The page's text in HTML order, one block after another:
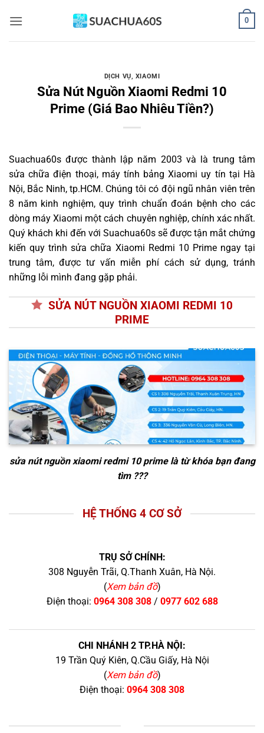
qua
0
DỊCH VỤ, XIAOMI
Sửa Nút Nguồn Xiaomi Redmi 10
Prime (Giá Bao Nhiêu Tiền?)
Suachua60s được thành lập năm 2003 và là trung tâm
sửa chữa điện thoại, máy tính bảng Xiaomi uy tín tại Hà
Nội, Bắc Ninh, tp.HCM. Chúng tôi có đội ngũ nhân viên trên
8 năm kinh nghiệm, quy trình chuẩn đoán bệnh cho các
dòng máy Xiaomi một cách chuyên nghiệp, chính xác nhất.
Quý khách khi đến với Suachua60s sẽ được tận mắt chứng
kiến quy trình sửa chữa Xiaomi Redmi 10 Prime ngay tại
trung tâm, được tư vấn miễn phí cách sử dụng, tránh
những lỗi mình đang gặp phải.
SỬA NÚT NGUỒN XIAOMI REDMI 10
PRIME
sửa nút nguồn xiaomi redmi 10 primelà từ khóa bạn đang
tìm ???
HỆ THỐNG 4 CƠ SỞ
TRỤ SỞ CHÍNH:
308 Nguyễn Trãi, Q.Thanh Xuân, Hà Nội.
(Xem bản đồ)
Điện thoại: 0964 308 308/ 0977 602 688
CHI NHÁNH 2 TP.HÀ NỘI:
19 Trần Quý Kiên, Q.Cầu Giấy, Hà Nội
(Xem bản đồ)
Điện thoại: 0964 308 308